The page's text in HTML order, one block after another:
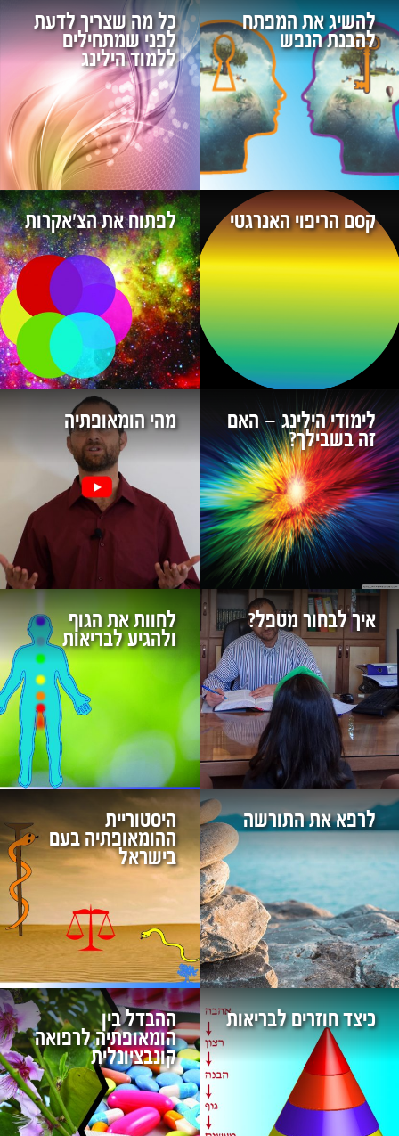
להשיג את המפתח
להבנת הנפש
כל מה שצריך לדעת
לפני שמתחילים
ללמוד הילינג
קסם הריפוי האנרגטי לפתוח את הצ'אקרות
לימודי הילינג – האם
זה בשבילך?
מהי הומאופתיה
איך לבחור מטפל? לחוות את הגוף
ולהגיע לבריאות
לרפא את התורשה היסטוריית
ההומאופתיה בעם
בישראל
כיצד חוזרים לבריאות ההבדל בין
הומאופתיה לרפואה
קונבציונלית